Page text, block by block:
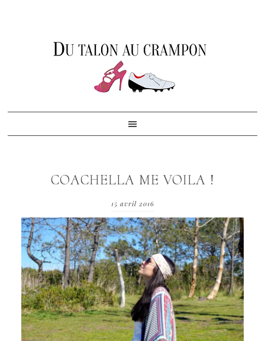
COACHELLA ME VOILA !
15 avril 2016